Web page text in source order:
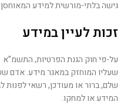
גישה בלתי-מורשית למידע
זכות לעיין במידע
שעליו המוחזק במאגר מידע. אדם
שלם, ברור או מעודכן, רשאי
המידע או למחקו.